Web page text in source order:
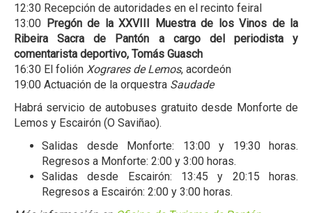
12:30 Recepción de autoridades en el recinto feiral
13:00 Pregón de la XXVIII Muestra de los Vinos de la
Ribeira Sacra de Pantón a cargo del periodista y
comentarista deportivo, Tomás Guasch
16:30 El folión Xograres de Lemos, acordeón
19:00 Actuación de la orquestra Saudade
Habrá servicio de autobuses gratuito desde Monforte de
Lemos y Escairón (O Saviñao).
Salidas desde Monforte: 13:00 y 19:30 horas.
Regresos a Monforte: 2:00 y 3:00 horas.
Salidas desde Escairón: 13:45 y 20:15 horas.
Regresos a Escairón: 2:00 y 3:00 horas.